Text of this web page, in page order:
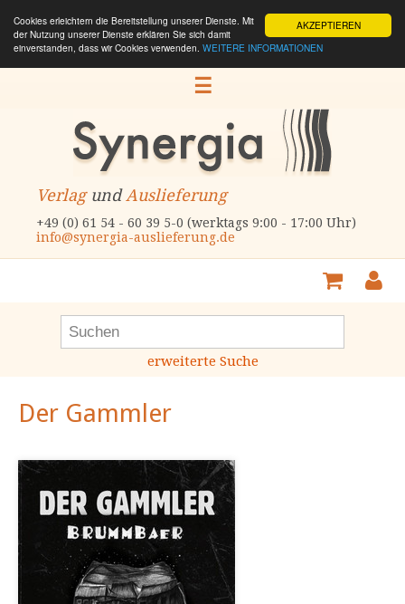
AKZEPTIEREN
Cookies erleichtern die Bereitstellung unserer Dienste. Mit
der Nutzung unserer Dienste erklären Sie sich damit
einverstanden, dass wir Cookies verwenden. WEITERE INFORMATIONEN
☰
VerlagundAuslieferung
+49 (0) 61 54 - 60 39 5-0 (werktags 9:00 - 17:00 Uhr)
info@synergia-auslieferung.de
erweiterte Suche
Der Gammler